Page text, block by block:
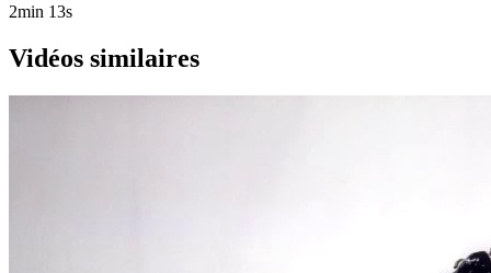
2min 13s
Vidéos similaires